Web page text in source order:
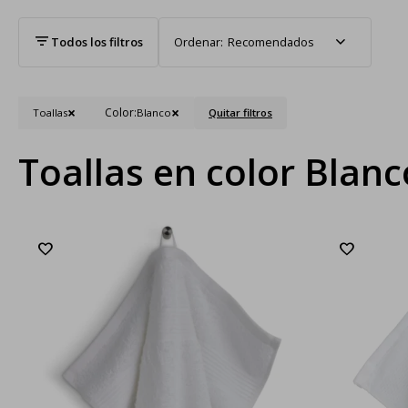
Recomendados
Toallas Color:Blanco Quitar filtros
Toallas en color